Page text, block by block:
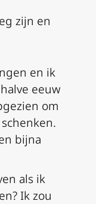
zijn en
en ik
eeuw
om
bijna
als ik
Ik zou